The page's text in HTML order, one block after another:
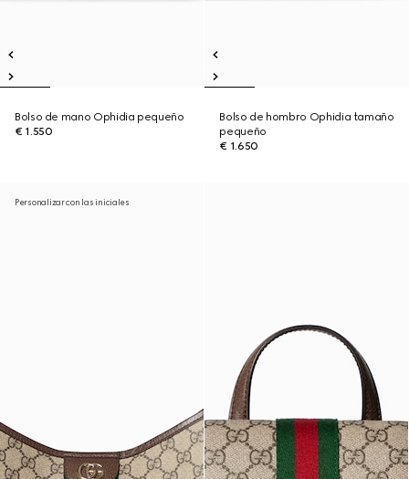
Bolso de mano Ophidia pequeño
€ 1.550
Bolso de hombro Ophidia tamaño
pequeño
€ 1.650
Personalizar con las iniciales